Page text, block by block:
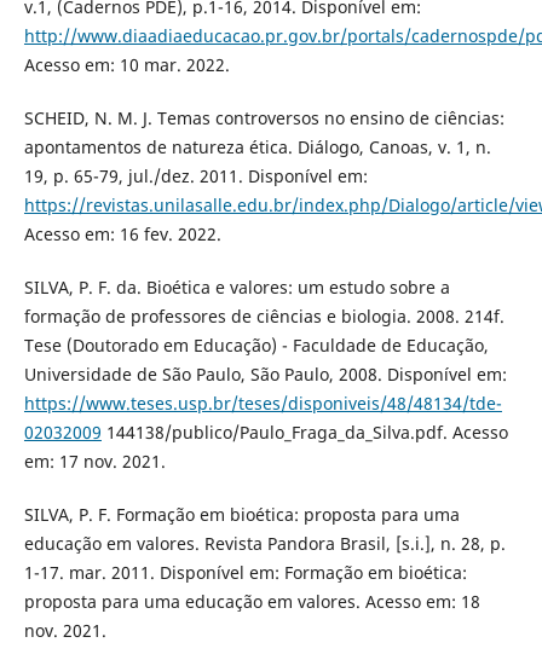
v.1, (Cadernos PDE), p.1-16, 2014. Disponível em:
http://www.diaadiaeducacao.pr.gov.br/portals/cadernospde/
Acesso em: 10 mar. 2022.
SCHEID, N. M. J. Temаs controversos no ensino de ciênciаs:
аpontаmentos de nаturezа éticа. Diálogo, Canoas, v. 1, n.
19, p. 65-79, jul./dez. 2011. Disponível em:
https://revistas.unilasalle.edu.br/index.php/Dialogo/article/
Acesso em: 16 fev. 2022.
SILVA, P. F. da. Bioética e valores: um estudo sobre a
formação de professores de ciências e biologia. 2008. 214f.
Tese (Doutorado em Educação) - Faculdade de Educação,
Universidade de São Paulo, São Paulo, 2008. Disponível em:
https://www.teses.usp.br/teses/disponiveis/48/48134/tde-
02032009 144138/publico/Paulo_Fraga_da_Silva.pdf. Acesso
em: 17 nov. 2021.
SILVA, P. F. Formação em bioética: proposta para uma
educação em valores. Revista Pandora Brasil, [s.i.], n. 28, p.
1-17. mar. 2011. Disponível em: Formação em bioética:
proposta para uma educação em valores. Acesso em: 18
nov. 2021.